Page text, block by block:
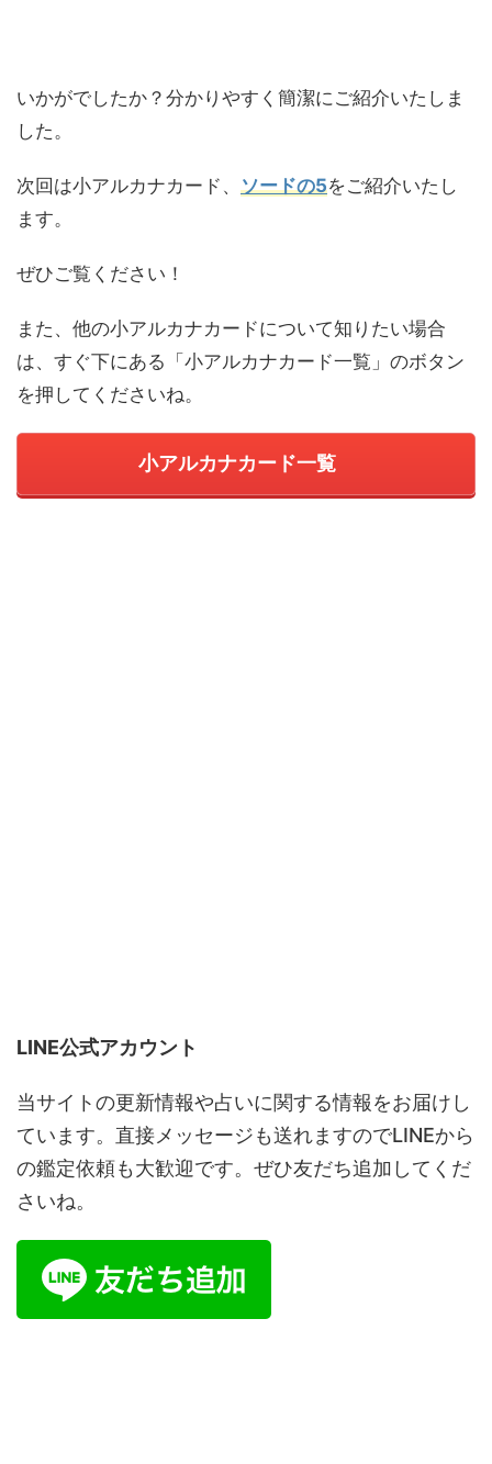
いかがでしたか？分かりやすく簡潔にご紹介いたしま
した。
次回は小アルカナカード、 ソードの5をご紹介いたし
ます。
ぜひご覧ください！
また、他の小アルカナカードについて知りたい場合
は、すぐ下にある「小アルカナカード一覧」のボタン
を押してくださいね。
小アルカナカード一覧
LINE公式アカウント
当サイトの更新情報や占いに関する情報をお届けし
ています。直接メッセージも送れますのでLINEから
の鑑定依頼も大歓迎です。ぜひ友だち追加してくだ
さいね。